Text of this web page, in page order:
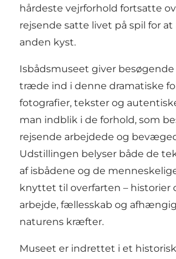
hårdeste vejrforhold fortsatte
rejsende satte livet på spil for
anden kyst.
Isbådsmuseet giver
træde ind i denne dramatiske
fotografier, tekster og
man indblik i de forhold, som
rejsende arbejdede og
Udstillingen belyser både de
af isbådene og de
knyttet til overfarten – historier
arbejde, fællesskab og
naturens kræfter.
Museet er indrettet i et historisk